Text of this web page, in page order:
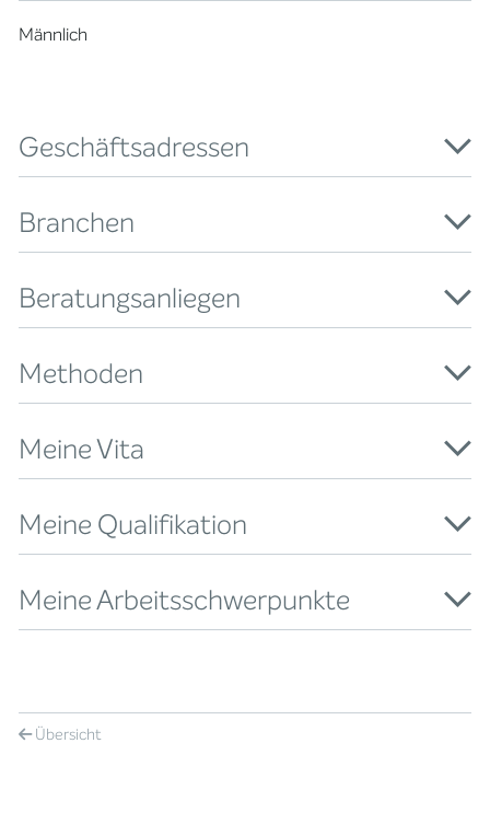
Männlich
Geschäftsadressen
Branchen
Beratungsanliegen
Methoden
Meine Vita
Meine Qualifikation
Meine Arbeitsschwerpunkte
Übersicht